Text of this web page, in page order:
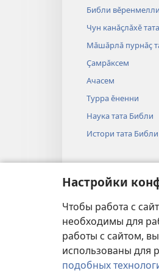
Настройки
Чтобы работа с
необходимы для
работы с сайтом,
использованы для
подобных
Библи
Чун канӑҫлӑхӗ
Мӑшӑрлӑ пурнӑҫ
Ҫамрӑксем
Ачасем
Турра ӗненни
Наука тата Библи
Истори тата Библи